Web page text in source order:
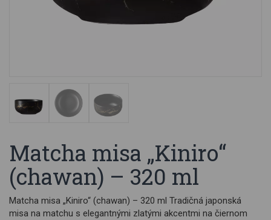
Matcha misa „Kiniro“
(chawan) – 320 ml
Matcha misa „Kiniro“ (chawan) – 320 ml Tradičná japonská
misa na matchu s elegantnými zlatými akcentmi na čiernom